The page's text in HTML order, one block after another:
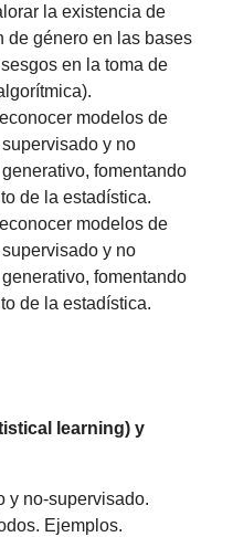
la existencia de
de género en las bases
en la toma de
modelos de
y no
fomentando
de la estadística.
modelos de
y no
fomentando
de la estadística.
learning) y
y no-supervisado.
Ejemplos.